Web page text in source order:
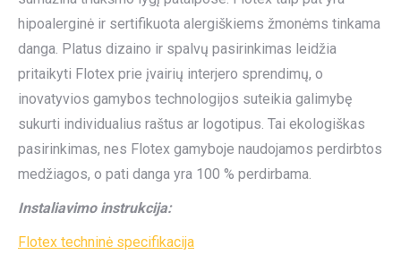
hipoalerginė ir sertifikuota alergiškiems žmonėms tinkama
danga. Platus dizaino ir spalvų pasirinkimas leidžia
pritaikyti Flotex prie įvairių interjero sprendimų, o
inovatyvios gamybos technologijos suteikia galimybę
sukurti individualius raštus ar logotipus. Tai ekologiškas
pasirinkimas, nes Flotex gamyboje naudojamos perdirbtos
medžiagos, o pati danga yra 100 % perdirbama.
Instaliavimo instrukcija:
Flotex techninė specifikacija